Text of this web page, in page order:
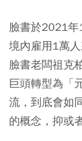
臉書於2021年
境內雇用1萬
臉書老闆祖克
巨頭轉型為「
流，到底會如
的概念，抑或